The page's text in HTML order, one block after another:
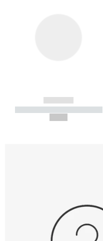
------------
----------- ----------- -----------